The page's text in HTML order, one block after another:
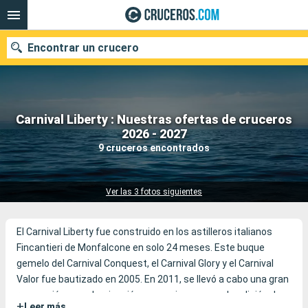
Carnival Liberty : Nuestras ofertas de cruceros
2026 - 2027
9 cruceros encontrados
Ver las 3 fotos siguientes
Encontrar un crucero
Nuestros destinos
Fecha de salida
El Carnival Liberty fue construido en los astilleros italianos
Fincantieri de Monfalcone en solo 24 meses. Este buque
gemelo del Carnival Conquest, el Carnival Glory y el Carnival
Valor fue bautizado en 2005. En 2011, se llevó a cabo una gran
renovación y modernización con mejoras como la adición de